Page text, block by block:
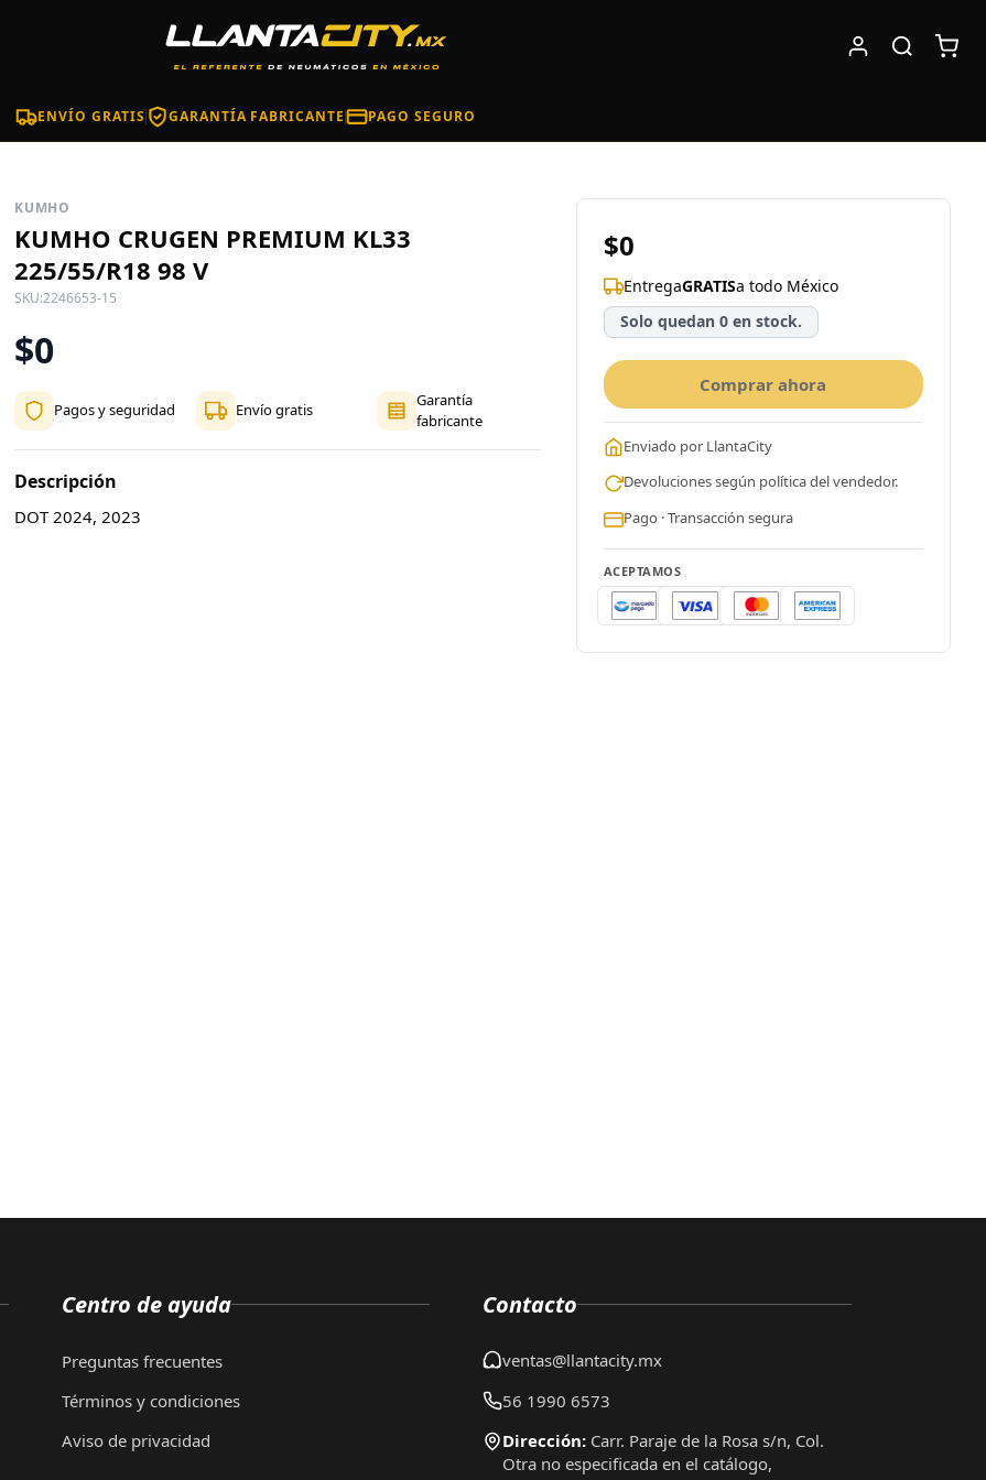
ENVÍO GRATIS GARANTÍA FABRICANTE PAGO SEGURO
KUMHO
KUMHO CRUGEN PREMIUM KL33
225/55/R18 98 V
SKU:2246653-15
$0
Pagos y seguridad Envío gratis
Garantía
fabricante
Descripción
DOT 2024, 2023
$0
EntregaGRATISa todo México
Solo quedan 0 en stock.
Comprar ahora
Enviado por LlantaCity
Devoluciones según política del vendedor.
Pago · Transacción segura
ACEPTAMOS
Centro de ayuda
Preguntas frecuentes
Términos y condiciones
Aviso de privacidad
Contacto
ventas@llantacity.mx
56 1990 6573
Dirección: Carr. Paraje de la Rosa s/n, Col.
Otra no especificada en el catálogo,